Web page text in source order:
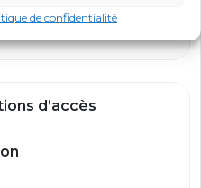
de confidentialité
chaque stagiaire
d’accès